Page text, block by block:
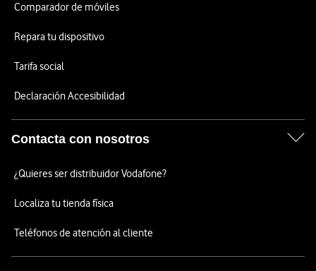
Comparador de móviles
Repara tu dispositivo
Tarifa social
Declaración Accesibilidad
Contacta con nosotros
¿Quieres ser distribuidor Vodafone?
Localiza tu tienda física
Teléfonos de atención al cliente